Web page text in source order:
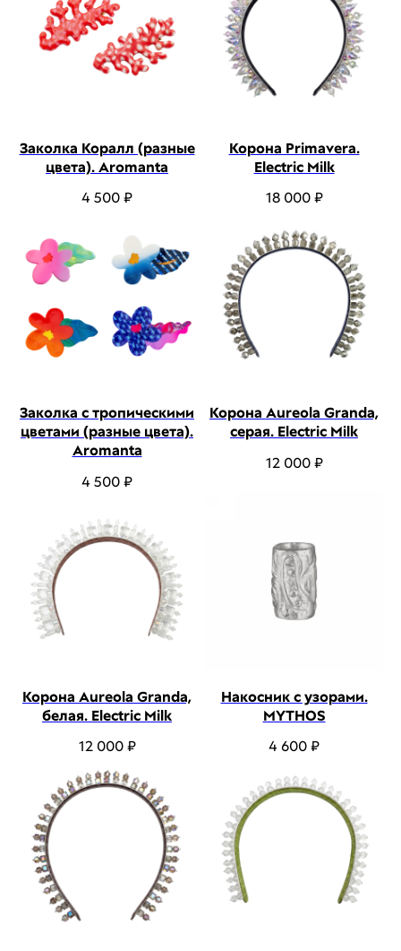
Заколка Коралл (разные
цвета). Aromanta
4 500₽
Корона Primavera.
Electric Milk
18 000 ₽
Заколка с тропическими
цветами (разные цвета).
Aromanta
4 500₽
Корона Aureola Granda,
серая. Electric Milk
12 000 ₽
Корона Aureola Granda,
белая. Electric Milk
12 000 ₽
Накосник с узорами.
MYTHOS
4 600₽